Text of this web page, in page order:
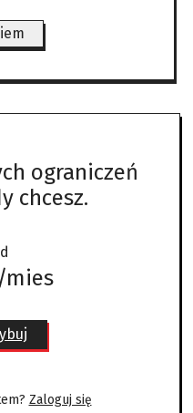
ranny pilot
przestano
ograniczeń
chcesz.
mies
Zaloguj się